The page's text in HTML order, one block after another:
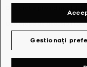
Declarație de accesibilitate
Gestionați